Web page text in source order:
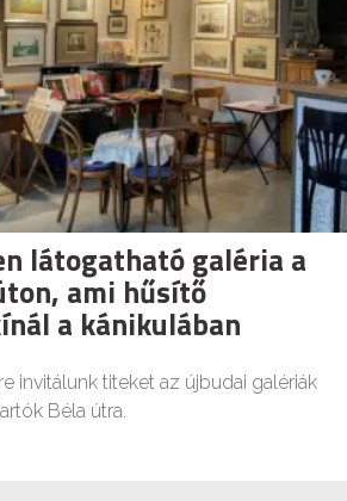
látogatható galéria a
ami hűsítő
a kánikulában
invitálunk titeket az újbudai galériák
Béla útra.